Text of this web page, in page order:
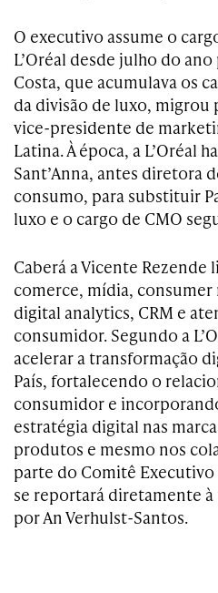
O executivo assume o
L’Oréal desde julho do
Costa, que acumulava os
da divisão de luxo, migrou
vice-presidente de
Latina. À época, a L’Oréal
Sant’Anna, antes diretora
consumo, para substituir
luxo e o cargo de CMO
Caberá a Vicente Rezende
comerce, mídia, consumer
digital analytics, CRM e
consumidor. Segundo a
acelerar a transformação
País, fortalecendo o
consumidor e
estratégia digital nas
produtos e mesmo nos
parte do Comitê Executivo
se reportará diretamente
por An Verhulst-Santos.